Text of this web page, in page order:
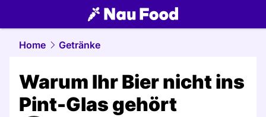
food.NAU.ch
Home Getränke
Warum Ihr Bier nicht ins
Pint-Glas gehört